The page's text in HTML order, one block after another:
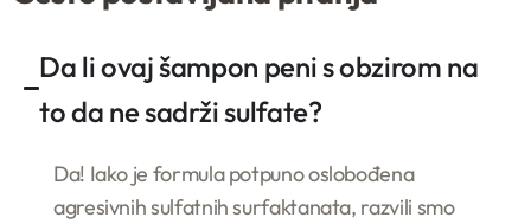
Da li ovaj šampon peni s obzirom na
to da ne sadrži sulfate?
Da! Iako je formula potpuno oslobođena
agresivnih sulfatnih surfaktanata, razvili smo